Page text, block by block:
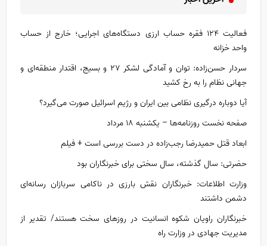
فعالیت ۱۲۴ فقره حساب ارزی دستگاه‌های اجرایی؛ خارج از حساب
واحد خزانه
سردار حسن‌زاده: توان و آمادگی لشکر ۲۷ و بسیج، اقتدار منطقه‌ای و
جهانی نظام را به رخ کشید
آیا دوباره درگیری نظامی بین ایران و رژیم اسرائیل صورت می‌گیرد؟
صفحه نخست روزنامه‌ها – یکشنبه ۱۸ مرداد
ابعاد قتل حمیدرضا رجب‌زاده در دست بررسی است + فیلم
حضرتی: سال گذشته، سال سختی برای خبرنگاران بود
وزارت اطلاعات: خبرنگاران نقش بارزی در ناکامی سربازان رسانه‌ای
دشمن داشتند
خبرنگاران راویان شکوه انسانیت در روز‌های سخت هستند/ تقدیر از
مدیریت جهادی در وزارت راه